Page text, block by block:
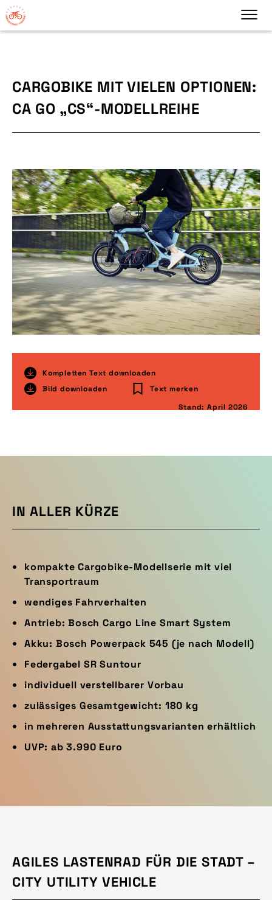
CARGOBIKE MIT VIELEN OPTIONEN:
CA GO „CS“-MODELLREIHE
Kompletten Text downloaden
Bild downloaden
Text merken
Stand: April 2026
IN ALLER KÜRZE
kompakte Cargobike-Modellserie mit viel
Transportraum
wendiges Fahrverhalten
Antrieb: Bosch Cargo Line Smart System
Akku: Bosch Powerpack 545 (je nach Modell)
Federgabel SR Suntour
individuell verstellbarer Vorbau
zulässiges Gesamtgewicht: 180 kg
in mehreren Ausstattungsvarianten erhältlich
UVP: ab 3.990 Euro
AGILES LASTENRAD FÜR DIE STADT –
CITY UTILITY VEHICLE